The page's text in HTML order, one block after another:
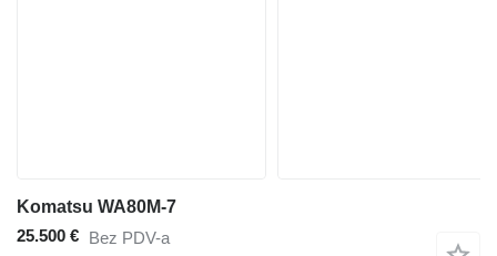
Komatsu WA80M-7
25.500 € Bez PDV-a